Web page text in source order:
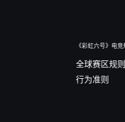
《彩虹六号》电竞
全球赛区规
行为准则